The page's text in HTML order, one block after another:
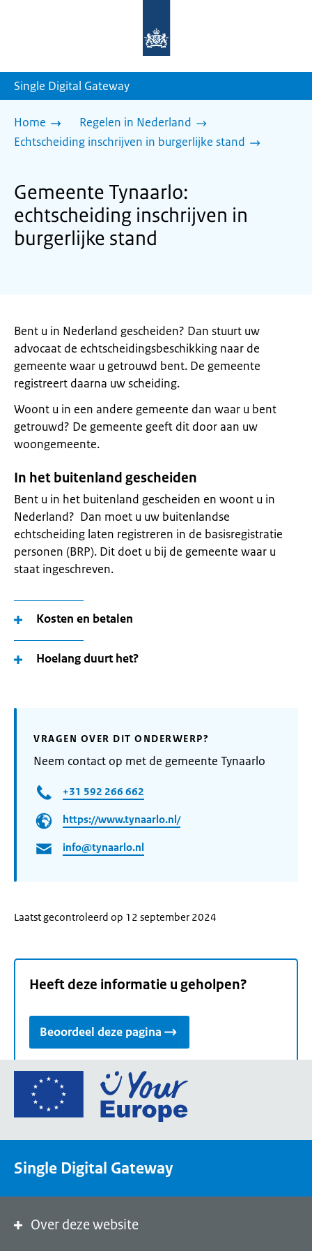
homepage
Single Digital Gateway
Home
Regelen in Nederland
Echtscheiding inschrijven in burgerlijke stand
Gemeente Tynaarlo:
echtscheiding inschrijven in
burgerlijke stand
Bent u in Nederland gescheiden? Dan stuurt uw
advocaat de echtscheidingsbeschikking naar de
gemeente waar u getrouwd bent. De gemeente
registreert daarna uw scheiding.
Woont u in een andere gemeente dan waar u bent
getrouwd? De gemeente geeft dit door aan uw
woongemeente.
In het buitenland gescheiden
Bent u in het buitenland gescheiden en woont u in
Nederland? Dan moet u uw buitenlandse
echtscheiding laten registreren in de basisregistratie
personen (BRP). Dit doet u bij de gemeente waar u
staat ingeschreven.
Kosten en betalen
Hoelang duurt het?
VRAGEN OVER DIT ONDERWERP?
Neem contact op met de gemeente Tynaarlo
+31 592 266 662
https://www.tynaarlo.nl/
info@tynaarlo.nl
Laatst gecontroleerd op 12 september 2024
Heeft deze informatie u geholpen?
Beoordeel deze pagina
Ga
de
een
Single Digital Gateway
Over deze website